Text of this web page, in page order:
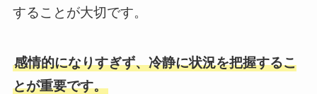
することが大切です。
感情的になりすぎず、冷静に状況を把握するこ
とが重要です。